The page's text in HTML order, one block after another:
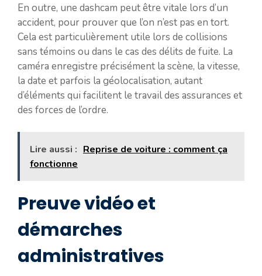
En outre, une dashcam peut être vitale lors d’un
accident, pour prouver que l’on n’est pas en tort.
Cela est particulièrement utile lors de collisions
sans témoins ou dans le cas des délits de fuite. La
caméra enregistre précisément la scène, la vitesse,
la date et parfois la géolocalisation, autant
d’éléments qui facilitent le travail des assurances et
des forces de l’ordre.
Lire aussi : Reprise de voiture : comment ça
fonctionne
Preuve vidéo et
démarches
administratives